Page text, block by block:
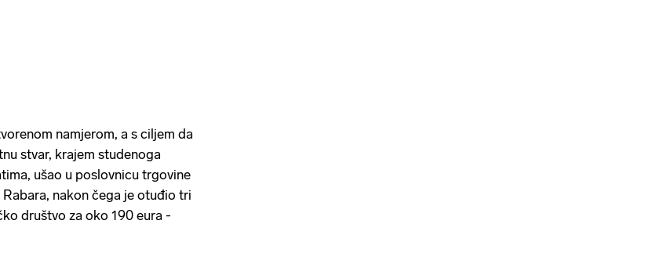
namjerom, a s ciljem da
stvar, krajem studenoga
ušao u poslovnicu trgovine
nakon čega je otuđio tri
društvo za oko 190 eura -